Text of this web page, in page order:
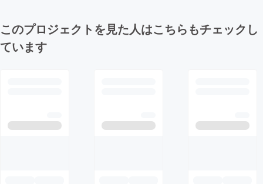
このプロジェクトを見た人はこちらもチェックし
ています